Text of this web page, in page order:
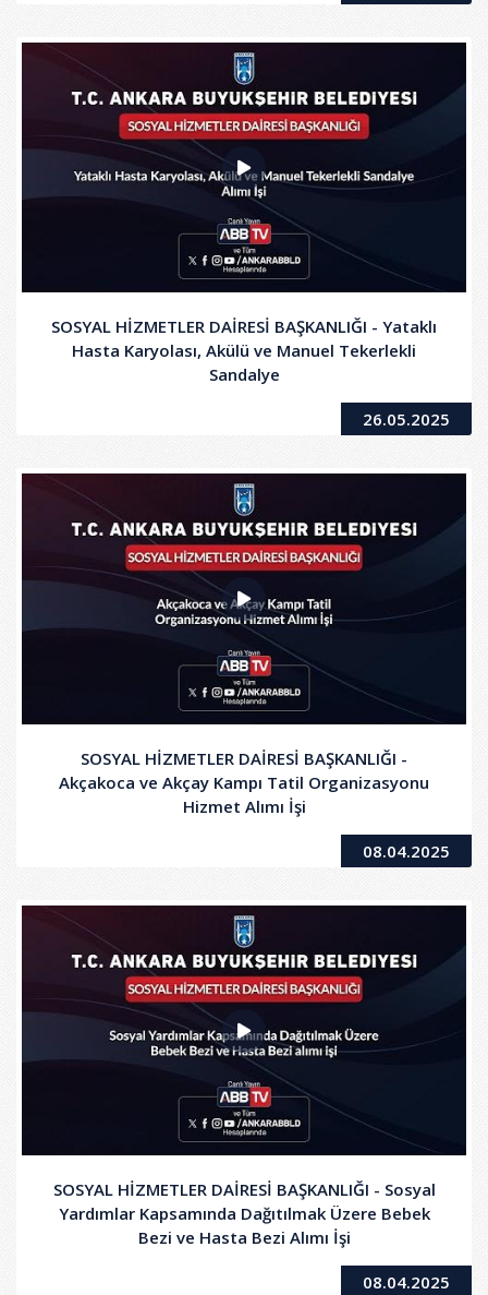
SOSYAL HİZMETLER DAİRESİ BAŞKANLIĞI - Yataklı
Hasta Karyolası, Akülü ve Manuel Tekerlekli
Sandalye
26.05.2025
SOSYAL HİZMETLER DAİRESİ BAŞKANLIĞI -
Akçakoca ve Akçay Kampı Tatil Organizasyonu
Hizmet Alımı İşi
08.04.2025
SOSYAL HİZMETLER DAİRESİ BAŞKANLIĞI - Sosyal
Yardımlar Kapsamında Dağıtılmak Üzere Bebek
Bezi ve Hasta Bezi Alımı İşi
08.04.2025